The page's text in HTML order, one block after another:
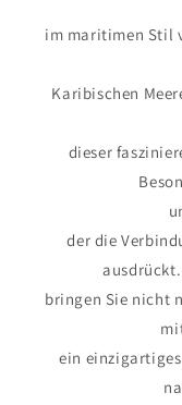
im maritimen Stil
Karibischen
dieser
der die
bringen Sie nicht
ein